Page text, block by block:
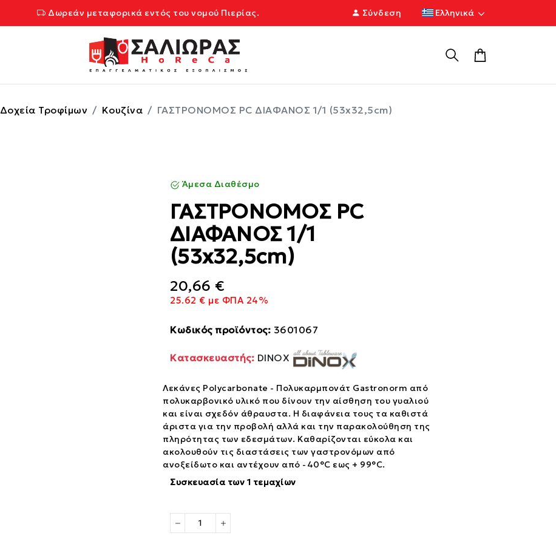
Δωρεάν μεταφορικά εντός του νομού Πιερίας. Σύνδεση Ελληνικά
Δοχεία Τροφίμων Κουζίνα ΓΑΣΤΡΟΝΟΜΟΣ PC ΔΙΑΦΑΝΟΣ 1/1 (53x32,5cm)
Άμεσα Διαθέσμο
ΓΑΣΤΡΟΝΟΜΟΣ PC
ΔΙΑΦΑΝΟΣ 1/1
(53x32,5cm)
20,66 €
25.62 € με ΦΠΑ 24%
Κωδικός προϊόντος: 3601067
Κατασκευαστής: DINOX
Λεκάνες Polycarbonate - Πολυκαρμπονάτ Gastronorm από
πολυκαρβονικό υλικό που δίνουν την αίσθηση του γυαλιού
και είναι σχεδόν άθραυστα. Η διαφάνεια τους τα καθιστά
άριστα για την προβολή αλλά και την παρακολούθηση της
πληρότητας των εδεσμάτων. Καθαρίζονται εύκολα και
ακολουθούν τις διαστάσεις των γαστρονόμων από
ανοξείδωτο και αντέχουν από -40°C εως + 99°C.
Συσκευασία των 1 τεμαχίων